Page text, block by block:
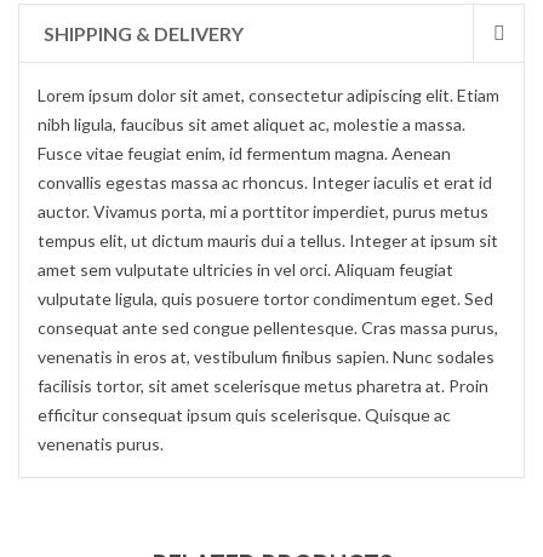
SHIPPING & DELIVERY
Lorem ipsum dolor sit amet, consectetur adipiscing elit. Etiam
nibh ligula, faucibus sit amet aliquet ac, molestie a massa.
Fusce vitae feugiat enim, id fermentum magna. Aenean
convallis egestas massa ac rhoncus. Integer iaculis et erat id
auctor. Vivamus porta, mi a porttitor imperdiet, purus metus
tempus elit, ut dictum mauris dui a tellus. Integer at ipsum sit
amet sem vulputate ultricies in vel orci. Aliquam feugiat
vulputate ligula, quis posuere tortor condimentum eget. Sed
consequat ante sed congue pellentesque. Cras massa purus,
venenatis in eros at, vestibulum finibus sapien. Nunc sodales
facilisis tortor, sit amet scelerisque metus pharetra at. Proin
efficitur consequat ipsum quis scelerisque. Quisque ac
venenatis purus.